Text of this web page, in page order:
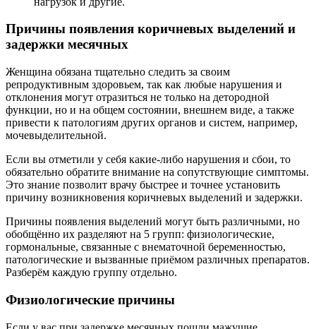
Причины появления коричневых выделений и
задержки месячных
Женщина обязана тщательно следить за своим
репродуктивным здоровьем, так как любые нарушения и
отклонения могут отразиться не только на детородной
функции, но и на общем состоянии, внешнем виде, а также
привести к патологиям других органов и систем, например,
мочевыделительной.
Если вы отметили у себя какие-либо нарушения и сбои, то
обязательно обратите внимание на сопутствующие симптомы.
Это знание позволит врачу быстрее и точнее установить
причину возникновения коричневых выделений и задержки.
Причины появления выделений могут быть различными, но
обобщённо их разделяют на 5 групп: физиологические,
гормональные, связанные с внематочной беременностью,
патологические и вызванные приёмом различных препаратов.
Разберём каждую группу отдельно.
Физиологические причины